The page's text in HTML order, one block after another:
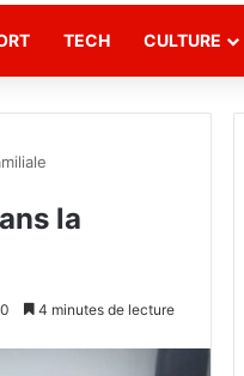
TECH CULTURE
la
0 4 minutes de lecture